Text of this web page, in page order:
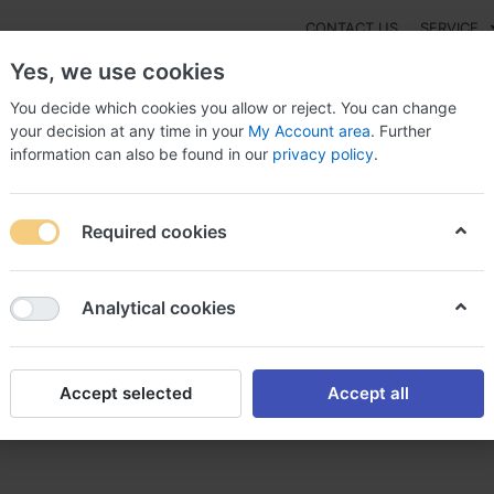
CONTACT US SERVICE
NEW
protect 100 mg achat aspirine protect
mg achat aspirine
Yes, we use cookies
You decide which cookies you allow or reject. You can change
your decision at any time in your My Account area. Further
information can also be found in our privacy policy.
Required cookies
Analytical cookies
Accept selected Accept all